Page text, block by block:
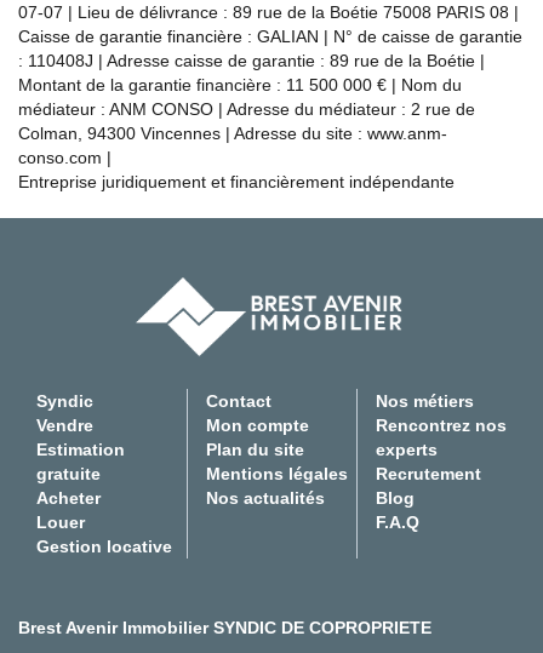
07-07 | Lieu de délivrance : 89 rue de la Boétie 75008 PARIS 08 |
Caisse de garantie financière : GALIAN | N° de caisse de garantie
: 110408J | Adresse caisse de garantie : 89 rue de la Boétie |
Montant de la garantie financière : 11 500 000 € | Nom du
médiateur : ANM CONSO | Adresse du médiateur : 2 rue de
Colman, 94300 Vincennes | Adresse du site : www.anm-
conso.com |
Entreprise juridiquement et financièrement indépendante
Syndic
Vendre
Estimation
gratuite
Acheter
Louer
Gestion locative
Contact
Mon compte
Plan du site
Mentions légales
Nos actualités
Nos métiers
Rencontrez nos
experts
Recrutement
Blog
F.A.Q
Brest Avenir Immobilier SYNDIC DE COPROPRIETE